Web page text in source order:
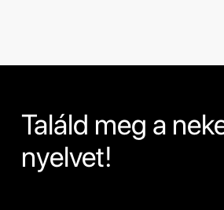
Találd meg a
nyelvet!